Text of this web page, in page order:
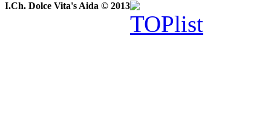
I.Ch. Dolce Vita's Aida © 2013